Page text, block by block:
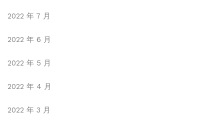
2022 年 7 月
2022 年 6 月
2022 年 5 月
2022 年 4 月
2022 年 3 月